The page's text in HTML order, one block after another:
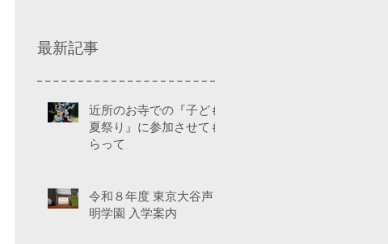
最新記事
近所のお寺での『子ども
夏祭り』に参加させても
らって
令和８年度 東京大谷声
明学園 入学案内